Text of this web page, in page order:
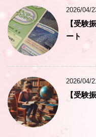
2026/04/
【受験
ート
2026/04/
【受験